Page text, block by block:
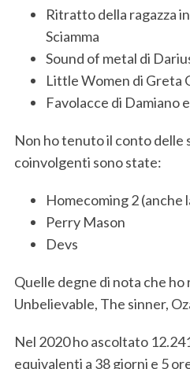
Ritratto della ragazza
Sciamma
Sound of metal di
Little Women di Greta
Favolacce di Damiano
Non ho tenuto il conto delle
coinvolgenti sono state:
Homecoming 2 (anche
Perry Mason
Devs
Quelle degne di nota che
Unbelievable, The sinner,
Nel 2020 ho ascoltato
equivalenti a 38 giorni e 5
e
r
c
h
o